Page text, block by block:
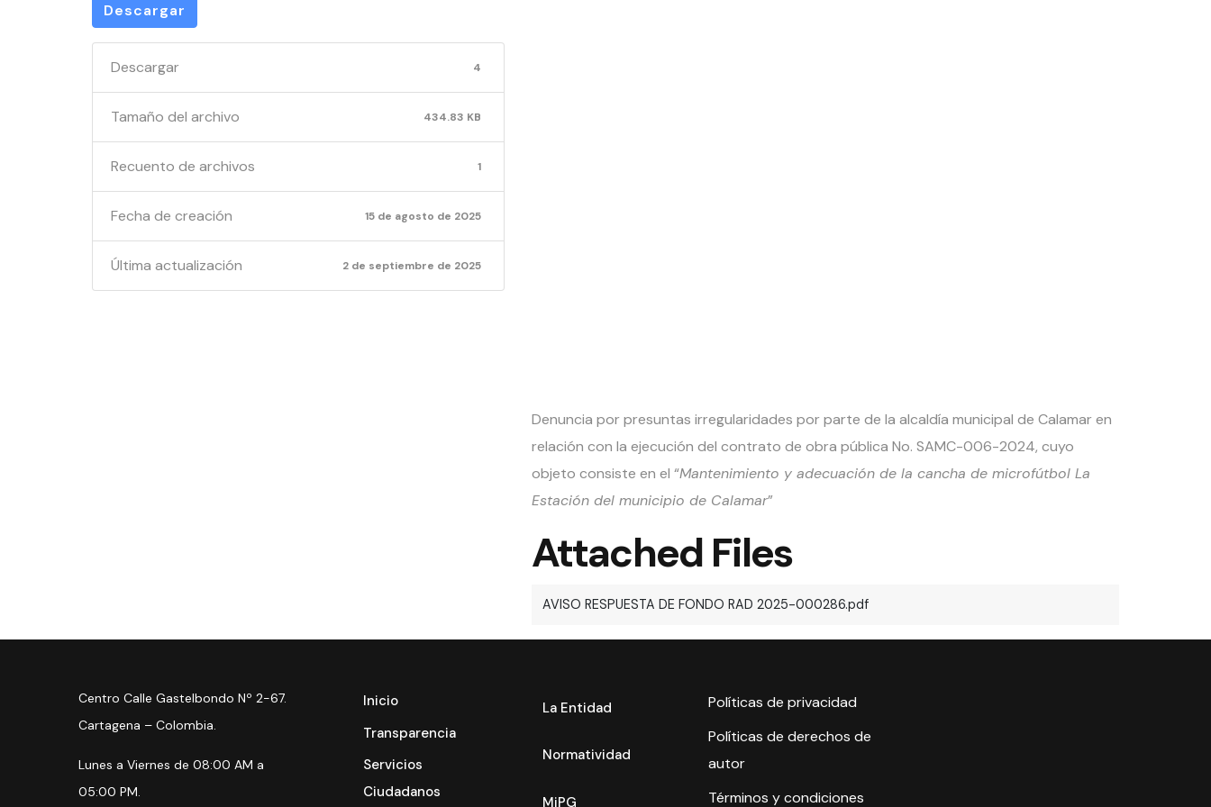
Descargar
Descargar 4
Tamaño del archivo 434.83 KB
Recuento de archivos 1
Fecha de creación 15 de agosto de 2025
Última actualización 2 de septiembre de 2025
Denuncia por presuntas irregularidades por parte de la alcaldía municipal de Calamar en
relación con la ejecución del contrato de obra pública No. SAMC-006-2024, cuyo
objeto consiste en el “Mantenimiento y adecuación de la cancha de microfútbol La
Estación del municipio de Calamar”
Attached Files
AVISO RESPUESTA DE FONDO RAD 2025-000286.pdf
Centro Calle Gastelbondo Nº 2-67.
Cartagena – Colombia.
Lunes a Viernes de 08:00 AM a
05:00 PM.
Inicio
Transparencia
Servicios
Ciudadanos
La Entidad
Normatividad
MiPG
Políticas de privacidad
Políticas de derechos de
autor
Términos y condiciones